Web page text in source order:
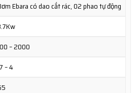
Ebara có dao cắt rác, 02 phao tự động
– 2000
– 4